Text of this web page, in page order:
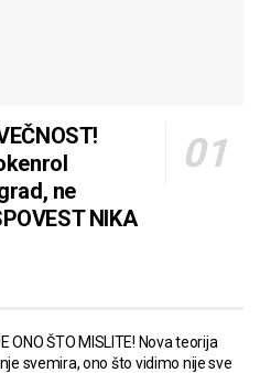
ne
NIKA
ONO ŠTO MISLITE! Nova teorija
svemira, ono što vidimo nije sve